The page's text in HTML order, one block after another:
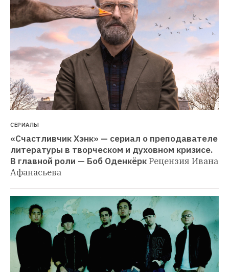
СЕРИАЛЫ
«Счастливчик Хэнк» — сериал о преподавателе
литературы в творческом и духовном кризисе.
В главной роли — Боб ОденкёркРецензия Ивана
Афанасьева